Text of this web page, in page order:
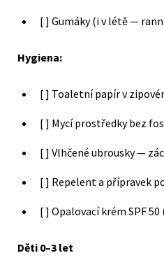
[ ] Gumáky (i v létě —
Hygiena:
[ ] Toaletní papír v
[ ] Mycí prostředky bez
[ ] Vlhčené ubrousky —
[ ] Repelent a přípravek
[ ] Opalovací krém SPF
Děti 0–3 let